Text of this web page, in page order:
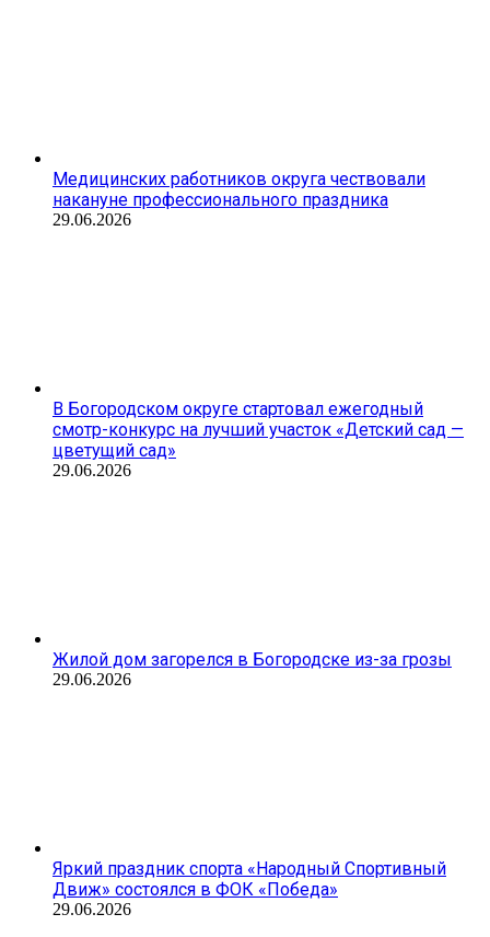
Медицинских работников округа чествовали
накануне профессионального праздника
29.06.2026
В Богородском округе стартовал ежегодный
смотр-конкурс на лучший участок «Детский сад —
цветущий сад»
29.06.2026
Жилой дом загорелся в Богородске из-за грозы
29.06.2026
Яркий праздник спорта «Народный Спортивный
Движ» состоялся в ФОК «Победа»
29.06.2026